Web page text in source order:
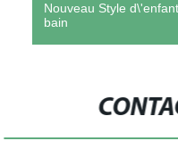
Nouveau Style
bain